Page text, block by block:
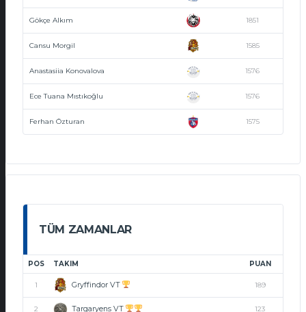
Gökçe Alkım 1851
Cansu Morgil 1585
Anastasiia Konovalova 1576
Ece Tuana Mıstıkoğlu 1576
Ferhan Özturan 1575
TÜM ZAMANLAR
POS TAKIM PUAN
1 Gryffindor VT 189
2 Targaryens VT 123